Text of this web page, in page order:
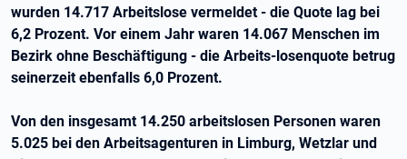
wurden 14.717 Arbeitslose vermeldet - die Quote lag bei
6,2 Prozent. Vor einem Jahr waren 14.067 Menschen im
Bezirk ohne Beschäftigung - die Arbeits-losenquote betrug
seinerzeit ebenfalls 6,0 Prozent.
Von den insgesamt 14.250 arbeitslosen Personen waren
5.025 bei den Arbeitsagenturen in Limburg, Wetzlar und